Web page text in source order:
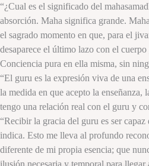
“¿Cual es el significado del
absorción. Maha significa grande.
el sagrado momento en que, para el
desaparece el último lazo con el
Conciencia pura en ella misma, sin
“El guru es la expresión viva de una
la medida en que acepto la
tengo una relación real con el guru y
“Recibir la gracia del guru es ser capaz
indica. Esto me lleva al profundo
diferente de mi propia esencia; que
ilusión necesaria y temporal para